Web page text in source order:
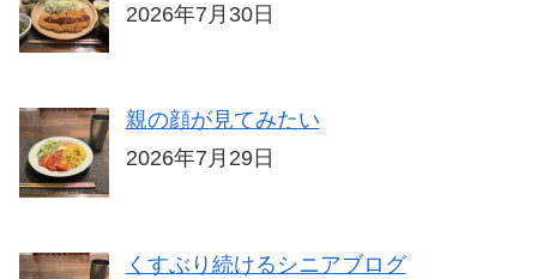
2026年7月30日
親の顔が見てみたい
2026年7月29日
くすぶり続けるシニアブログ